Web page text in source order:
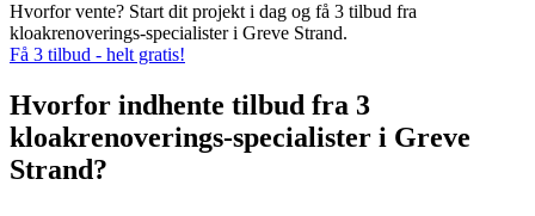
Hvorfor vente? Start dit projekt i dag og få 3 tilbud fra
kloakrenoverings-specialister i Greve Strand.
Få 3 tilbud - helt gratis!
Hvorfor indhente tilbud fra 3
kloakrenoverings-specialister i Greve
Strand?